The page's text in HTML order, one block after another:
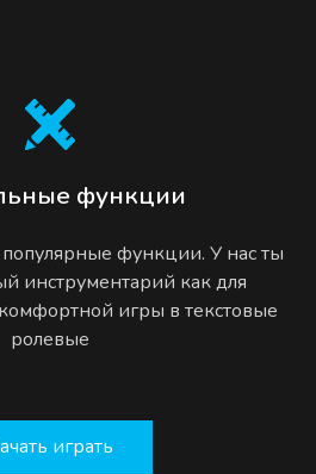
функции
функции. У нас ты
инструментарий как для
игры в текстовые
ролевые
играть